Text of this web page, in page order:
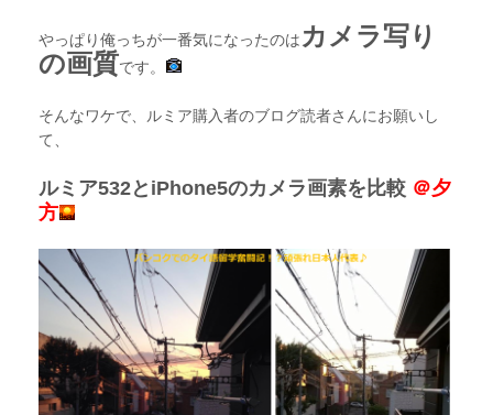
やっぱり俺っちが一番気になったのは カメラ写り
の画質です。
そんなワケで、ルミア購入者のブログ読者さんにお願いし
て、
ルミア532とiPhone5のカメラ画素を比較 ＠夕
方